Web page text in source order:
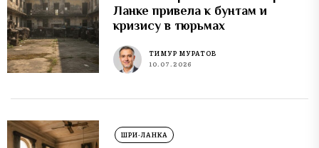
Ланке привела к бунтам и
кризису в тюрьмах
ТИМУР МУРАТОВ
10.07.2026
ШРИ-ЛАНКА